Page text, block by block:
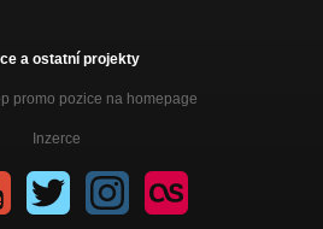
a ostatní projekty
promo pozice na homepage
Inzerce